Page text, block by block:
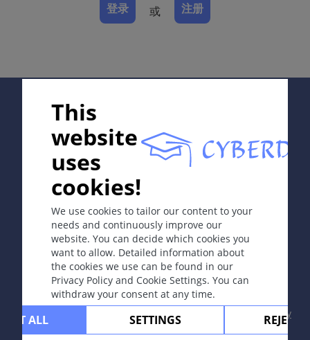
超出原发损伤和手术部位的良性瘢痕组织增生。
自发性（无诱因）、手术瘢痕、受伤、烧伤、损伤感染和
手术前需询问瘢痕疙瘩病史。
由结缔组织增生形成的形状奇特的结节，伴有红斑、瘙
痒，有时有痛感。瘢痕疙瘩超出原发受损部位。
好发部位：胸骨区、颈部、肩部和有张力的伤口。
经数年后可能变软变平。
并发症
在关节周围瘢痕挛缩可限制活动。
登录 或 注册
This
website
uses
cookies!
We use cookies to tailor our content to your
needs and continuously improve our
website. You can decide which cookies you
want to allow. Detailed information about
the cookies we use can be found in our
Privacy Policy and Cookie Settings. You can
withdraw your consent at any time.
ALL SETTINGS REJECT
In collaboration with Erasmus+ hEduLearnIt editorial
Copyright © 2003-2026 CYBERDERM Editorial Group
Founding Editor Guenter Burg, M.D. - Concept and
Coordination by Vahid Djamei, Zurich
All rights reserved.
Impressum|
Privacy
policy| Terms of use